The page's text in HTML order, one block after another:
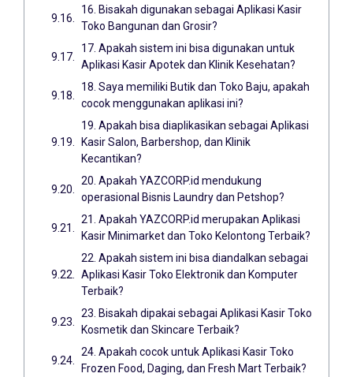
16. Bisakah digunakan sebagai Aplikasi Kasir
Toko Bangunan dan Grosir?
17. Apakah sistem ini bisa digunakan untuk
Aplikasi Kasir Apotek dan Klinik Kesehatan?
18. Saya memiliki Butik dan Toko Baju, apakah
cocok menggunakan aplikasi ini?
19. Apakah bisa diaplikasikan sebagai Aplikasi
Kasir Salon, Barbershop, dan Klinik
Kecantikan?
20. Apakah YAZCORP.id mendukung
operasional Bisnis Laundry dan Petshop?
21. Apakah YAZCORP.id merupakan Aplikasi
Kasir Minimarket dan Toko Kelontong Terbaik?
22. Apakah sistem ini bisa diandalkan sebagai
Aplikasi Kasir Toko Elektronik dan Komputer
Terbaik?
23. Bisakah dipakai sebagai Aplikasi Kasir Toko
Kosmetik dan Skincare Terbaik?
24. Apakah cocok untuk Aplikasi Kasir Toko
Frozen Food, Daging, dan Fresh Mart Terbaik?